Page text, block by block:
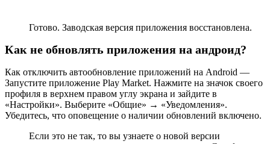
Готово. Заводская версия приложения восстановлена.
Как не обновлять приложения на андроид?
Как отключить автообновление приложений на Android —
Запустите приложение Play Market. Нажмите на значок своего
профиля в верхнем правом углу экрана и зайдите в
«Настройки». Выберите «Общие» → «Уведомления».
Убедитесь, что оповещение о наличии обновлений включено.
Если это не так, то вы узнаете о новой версии